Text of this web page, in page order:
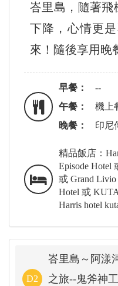
峇里島，隨著飛
下降，心情更
來！隨後享用晚
早餐：
--
午餐：
機上
晚餐：
印尼
精品飯店：
Episode Hotel
或 Grand Livio
Hotel 或
Harris hotel
D2
峇里島～阿漾
之旅--鬼斧神